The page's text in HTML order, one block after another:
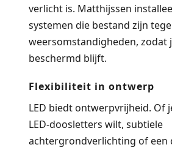
verlicht is. Matthijssen
systemen die bestand zijn
weersomstandigheden, zodat
beschermd blijft.
Flexibiliteit in ontwerp
LED biedt ontwerpvrijheid. Of
LED-doosletters wilt, subtiele
achtergrondverlichting of een